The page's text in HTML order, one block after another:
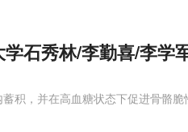
石秀林/李勤喜/李学军
积，并在高血糖状态下促进骨骼脆